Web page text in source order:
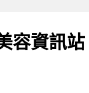
容資訊站